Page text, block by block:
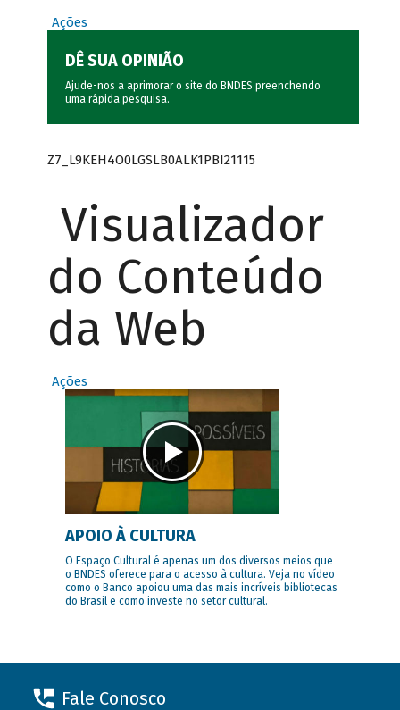
Ações
DÊ SUA OPINIÃO
Ajude-nos a aprimorar o site do BNDES preenchendo
uma rápida pesquisa.
Z7_L9KEH4O0LGSLB0ALK1PBI21115
Visualizador
do Conteúdo
da Web
Ações
APOIO À CULTURA
O Espaço Cultural é apenas um dos diversos meios que
o BNDES oferece para o acesso à cultura. Veja no vídeo
como o Banco apoiou uma das mais incríveis bibliotecas
do Brasil e como investe no setor cultural.
Fale Conosco